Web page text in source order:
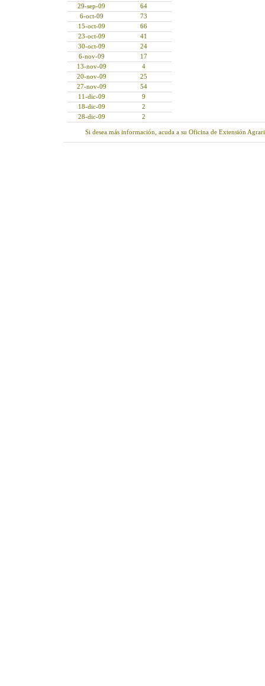
29-sep-09
64
6-oct-09
73
15-oct-09
66
23-oct-09
41
30-oct-09
24
6-nov-09
17
13-nov-09
4
20-nov-09
25
27-nov-09
54
11-dic-09
9
18-dic-09
2
28-dic-09
2
Si desea más información, acuda a su Oficina de Extensión